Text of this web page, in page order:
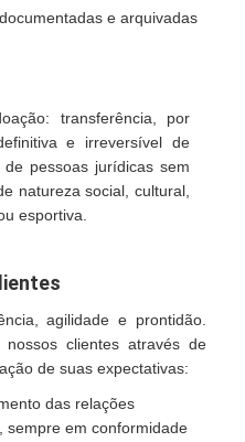
e arquivadas
transferência, por
e irreversível de
pessoas jurídicas sem
natureza social, cultural,
esportiva.
agilidade e prontidão.
clientes através de
de suas expectativas:
das relações
sempre em conformidade